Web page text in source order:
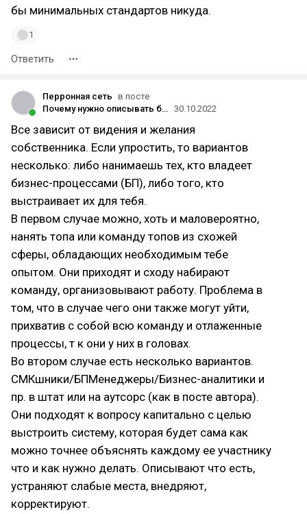
бы минимальных стандартов никуда.
1
Ответить
Перронная сеть в посте
Почему нужно описывать бизнес-процессы, или как управлять хаосом в компании? 30.10.2022
Все зависит от видения и желания
собственника. Если упростить, то вариантов
несколько: либо нанимаешь тех, кто владеет
бизнес-процессами (БП), либо того, кто
выстраивает их для тебя.
В первом случае можно, хоть и маловероятно,
нанять топа или команду топов из схожей
сферы, обладающих необходимым тебе
опытом. Они приходят и сходу набирают
команду, организовывают работу. Проблема в
том, что в случае чего они также могут уйти,
прихватив с собой всю команду и отлаженные
процессы, т к они у них в головах.
Во втором случае есть несколько вариантов.
СМКшники/БПМенеджеры/Бизнес-аналитики и
пр. в штат или на аутсорс (как в посте автора).
Они подходят к вопросу капитально с целью
выстроить систему, которая будет сама как
можно точнее объяснять каждому ее участнику
что и как нужно делать. Описывают что есть,
устраняют слабые места, внедряют,
корректируют.